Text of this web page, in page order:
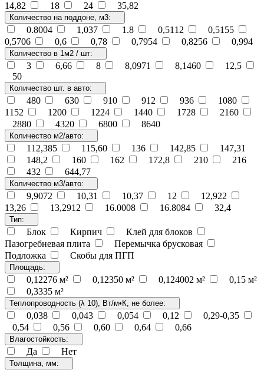
14,82
18 24 35,82
Количество на поддоне, м3:
0.8004 1,037 1.8 0,5112
0,5155
0,5706
0,6 0,78 0,7954 0,8256 0,994
Количество в 1м2 / шт:
3 6,66 8 8,0971 8,1460
12,5
50
Количество шт. в авто:
480 630 910 912 936
1080
1152
1200 1224 1440 1728
2160
2880
4320 6800 8640
Количество м2/авто:
112,385 115,60 136 142,85
147,31
148,2
160 162 172,8 210
216
432
644,77
Количество м3/авто:
9,9072 10,31 10,37 12
12,922
13,26
13,2912 16.0008 16.8084 32,4
Тип:
Блок Кирпич
Клей для блоков
Пазогребневая плита
Перемычка брусковая
Подложка
Скобы для ПГП
Площадь:
0,12276 м² 0,12350 м² 0,124002 м²
0,15 м²
0,3335 м²
Теплопроводность (λ 10), Вт/м•К, не более:
0,038 0,043 0,054 0,12
0,29-0,35
0,54
0,56 0,60 0,64 0,66
Влагостойкость:
Да Нет
Толщина, мм: